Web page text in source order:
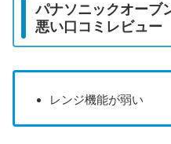
パナソニックオーブ
悪い口コミレビュー
レンジ機能が弱い